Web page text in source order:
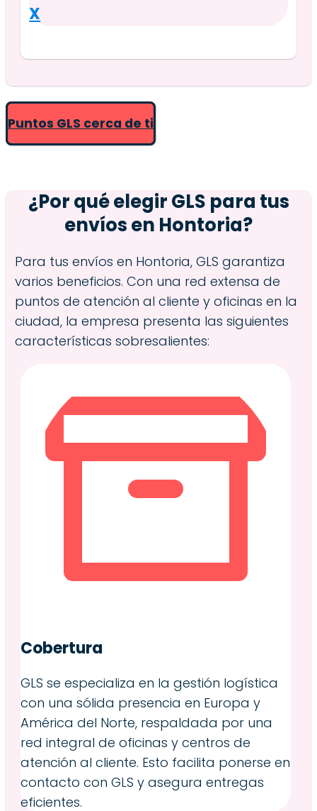
X
Puntos GLS cerca de ti
¿Por qué elegir GLS para tus
envíos en Hontoria?
Para tus envíos en Hontoria, GLS garantiza
varios beneficios. Con una red extensa de
puntos de atención al cliente y oficinas en la
ciudad, la empresa presenta las siguientes
características sobresalientes:
Cobertura
GLS se especializa en la gestión logística
con una sólida presencia en Europa y
América del Norte, respaldada por una
red integral de oficinas y centros de
atención al cliente. Esto facilita ponerse en
contacto con GLS y asegura entregas
eficientes.